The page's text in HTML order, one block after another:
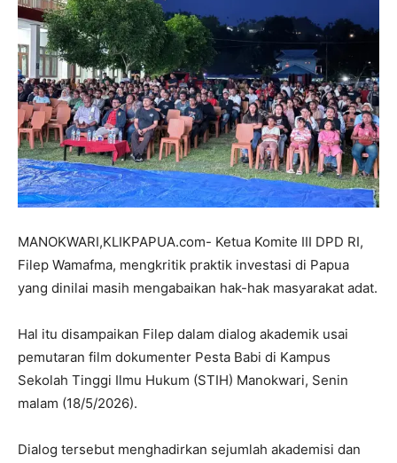
MANOKWARI,KLIKPAPUA.com- Ketua Komite III DPD RI,
Filep Wamafma, mengkritik praktik investasi di Papua
yang dinilai masih mengabaikan hak-hak masyarakat adat.
Hal itu disampaikan Filep dalam dialog akademik usai
pemutaran film dokumenter Pesta Babi di Kampus
Sekolah Tinggi Ilmu Hukum (STIH) Manokwari, Senin
malam (18/5/2026).
Dialog tersebut menghadirkan sejumlah akademisi dan